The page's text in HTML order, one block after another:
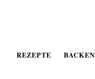
REZEPTE BACKEN